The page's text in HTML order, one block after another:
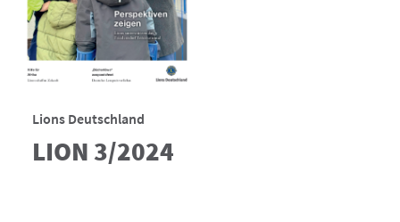
Lions Deutschland
LION 3/2024